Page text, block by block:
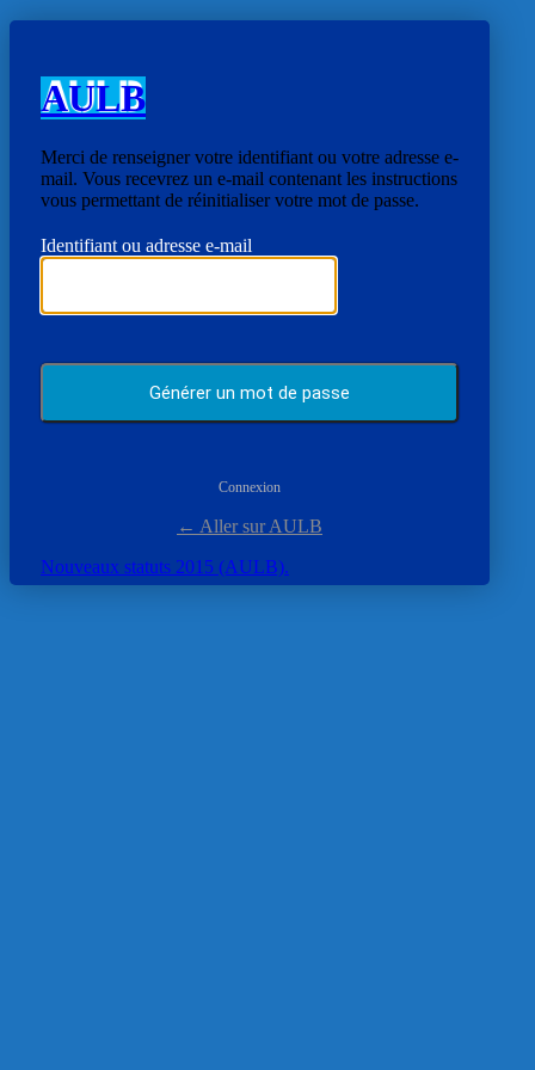
AULB
Merci de renseigner votre identifiant ou votre adresse e-
mail. Vous recevrez un e-mail contenant les instructions
vous permettant de réinitialiser votre mot de passe.
Identifiant ou adresse e-mail
Connexion
← Aller sur AULB
Nouveaux statuts 2015 (AULB).